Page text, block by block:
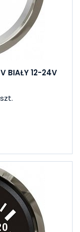
BIAŁY 12-24V